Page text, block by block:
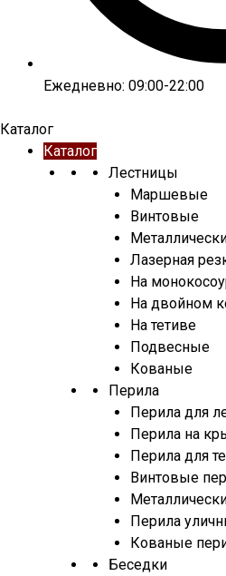
Ежедневно: 09:00-22:00
Каталог
Каталог
Лестницы
Маршевые
Винтовые
Лазерная
На
На двойном
На тетиве
Подвесные
Кованые
Перила
Перила для
Перила на
Перила для
Винтовые
Перила
Кованые
Беседки